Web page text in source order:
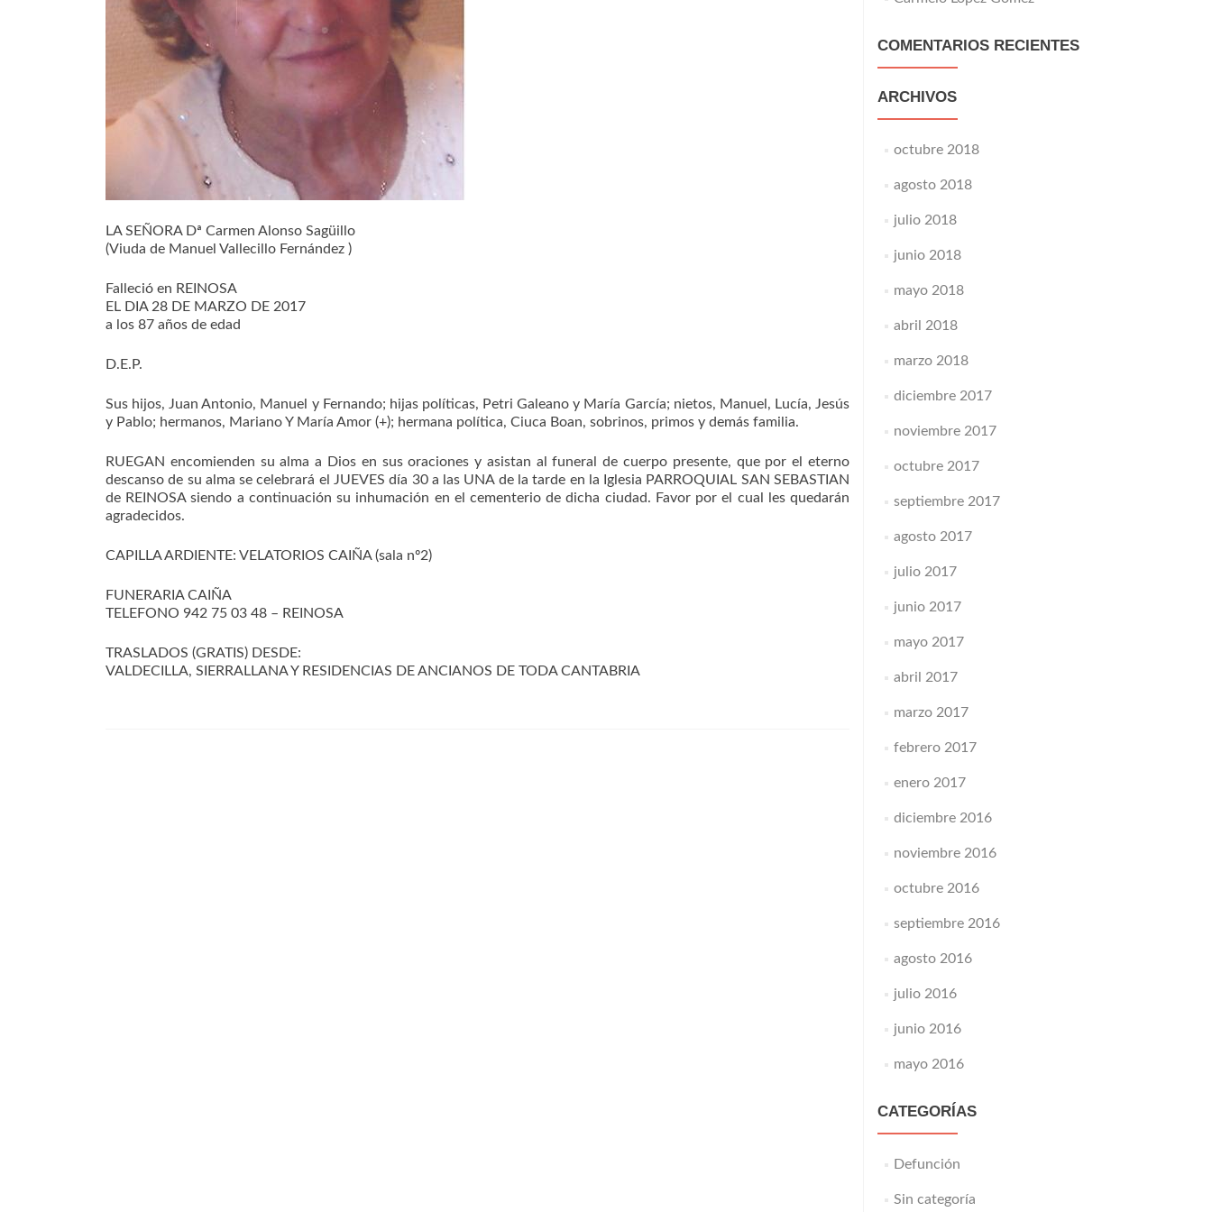
LA SEÑORA Dª Carmen Alonso Sagüillo
(Viuda de Manuel Vallecillo Fernández )
Falleció en REINOSA
EL DIA 28 DE MARZO DE 2017
a los 87 años de edad
D.E.P.
Sus hijos, Juan Antonio, Manuel y Fernando; hijas políticas, Petri Galeano y María García; nietos, Manuel, Lucía, Jesús
y Pablo; hermanos, Mariano Y María Amor (+); hermana política, Ciuca Boan, sobrinos, primos y demás familia.
RUEGAN encomienden su alma a Dios en sus oraciones y asistan al funeral de cuerpo presente, que por el eterno
descanso de su alma se celebrará el JUEVES día 30 a las UNA de la tarde en la Iglesia PARROQUIAL SAN SEBASTIAN
de REINOSA siendo a continuación su inhumación en el cementerio de dicha ciudad. Favor por el cual les quedarán
agradecidos.
CAPILLA ARDIENTE: VELATORIOS CAIÑA (sala nº2)
FUNERARIA CAIÑA
TELEFONO 942 75 03 48 – REINOSA
TRASLADOS (GRATIS) DESDE:
VALDECILLA, SIERRALLANA Y RESIDENCIAS DE ANCIANOS DE TODA CANTABRIA
COMENTARIOS RECIENTES
ARCHIVOS
octubre 2018
agosto 2018
julio 2018
junio 2018
mayo 2018
abril 2018
marzo 2018
diciembre 2017
noviembre 2017
octubre 2017
septiembre 2017
agosto 2017
julio 2017
junio 2017
mayo 2017
abril 2017
marzo 2017
febrero 2017
enero 2017
diciembre 2016
noviembre 2016
octubre 2016
septiembre 2016
agosto 2016
julio 2016
junio 2016
mayo 2016
CATEGORÍAS
Defunción
Sin categoría